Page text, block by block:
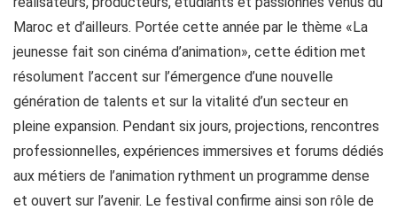
Maroc et d’ailleurs. Portée cette année par le thème «La
jeunesse fait son cinéma d’animation», cette édition met
résolument l’accent sur l’émergence d’une nouvelle
génération de talents et sur la vitalité d’un secteur en
pleine expansion. Pendant six jours, projections, rencontres
professionnelles, expériences immersives et forums dédiés
aux métiers de l’animation rythment un programme dense
et ouvert sur l’avenir. Le festival confirme ainsi son rôle de